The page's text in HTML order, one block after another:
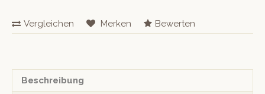
Jersey-
Fixleintuch
Menge
Vergleichen Merken Bewerten
Beschreibung